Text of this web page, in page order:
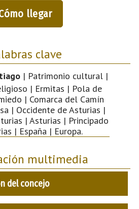
llegar
clave
| Patrimonio cultural |
| Ermitas | Pola de
| Comarca del Camín
| Occidente de Asturias |
| Asturias | Principado
| España | Europa.
multimedia
del concejo